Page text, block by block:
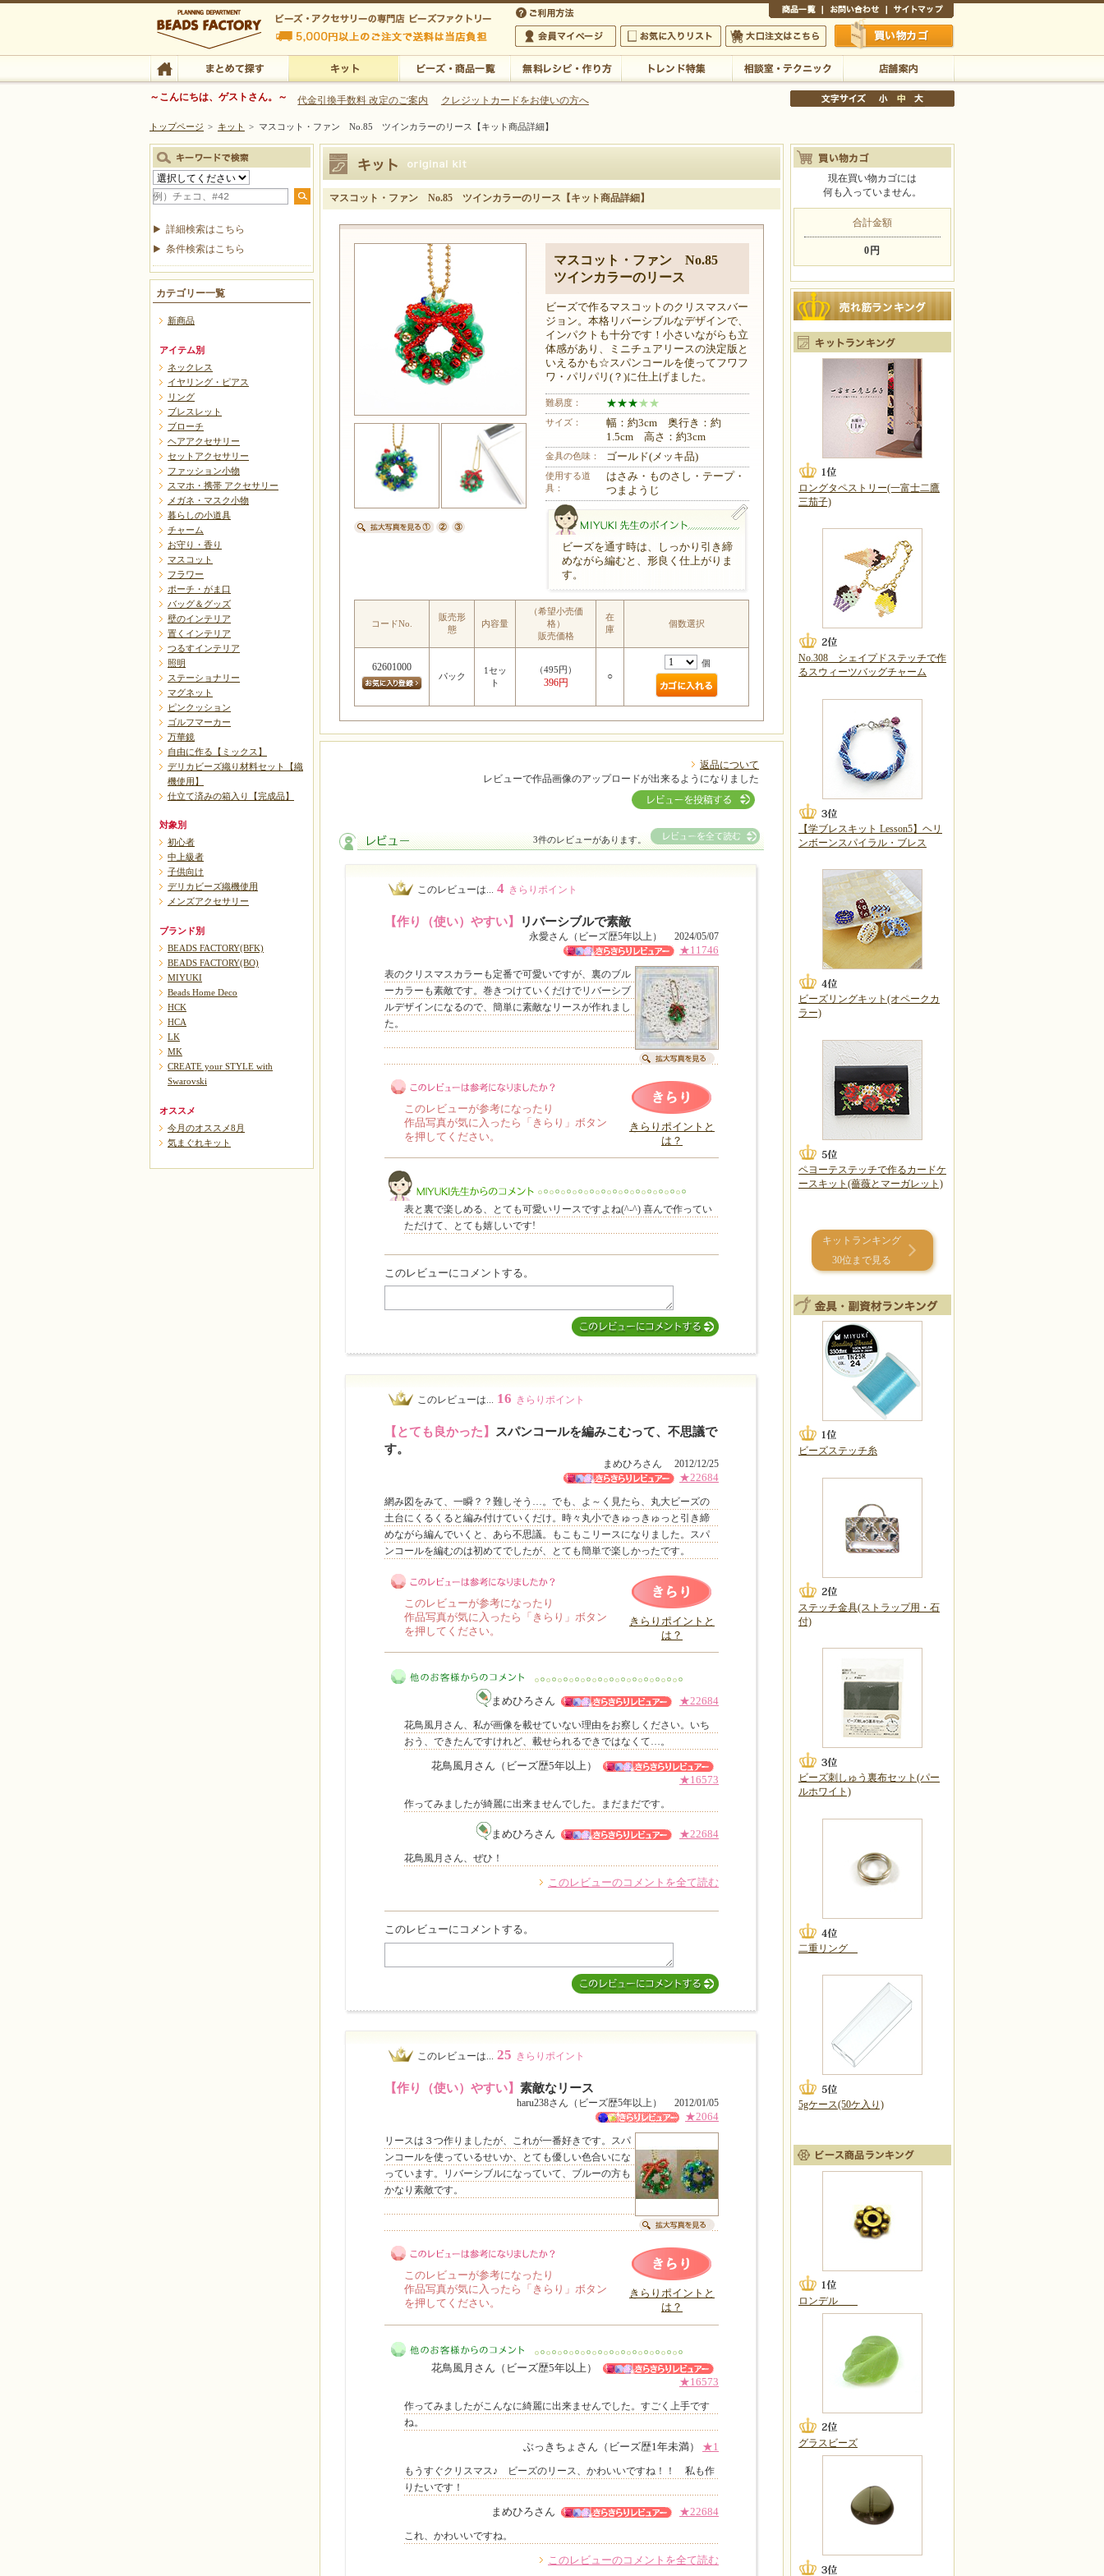
ビーズファクトリー ビーズ・パーツ・金具など・アクセサリーの専門店
ビーズ・アクセサリーの専門店 ビーズファクトリー 5,000円以上のご注文で送料は当店が負担いたします
ビーズ・アクセサリーの専門店 ビーズファクトリー 5,000円以上のご注文で送料は当店が負担いたします
ご利用方法
会員マイページ
お気に入りリスト 大口注文はこちら 買い物かご
TOP まとめて探す 店舗案内
～こんにちは、ゲストさん。～ 代金引換手数料 改定のご案内 クレジットカードをお使いの方へ
トップページ > キット > マスコット・ファン No.85 ツインカラーのリース【キット商品詳細】
マスコット・ファン No.85 ツインカラーのリース【キット商品詳細】
マスコット・ファン No.85
ツインカラーのリース
ビーズで作るマスコットのクリスマスバー
ジョン。本格リバーシブルなデザインで、
インパクトも十分です！小さいながらも立
体感があり、ミニチュアリースの決定版と
いえるかも☆スパンコールを使ってフワフ
ワ・パリパリ(？)に仕上げました。
難易度： ★★★★★
サイズ：
幅：約3cm 奥行き：約
1.5cm 高さ：約3cm
金具の色味： ゴールド(メッキ品)
使用する道
具：
はさみ・ものさし・テープ・
つまようじ
MIYUKI先生のポイント
ビーズを通す時は、しっかり引き締
めながら編むと、形良く仕上がりま
す。
コードNo.
販売形
態
内容量
（希望小売価
格）
販売価格
在
庫
個数選択
62601000
パック
1セッ
ト
（495円）
396円
○
個
返品について
レビューで作品画像のアップロードが出来るようになりました
3件のレビューがあります。
このレビューは... 4 きらりポイント
【作り（使い）やすい】 リバーシブルで素敵
永愛さん（ビーズ歴5年以上） 2024/05/07
★11746
表のクリスマスカラーも定番で可愛いですが、裏のブル
ーカラーも素敵です。巻きつけていくだけでリバーシブ
ルデザインになるので、簡単に素敵なリースが作れまし
た。
このレビューは参考になりましたか？
このレビューが参考になったり
作品写真が気に入ったら「きらり」ボタン
を押してください。
きらりポイントと
は？
表と裏で楽しめる、とても可愛いリースですよね(^-^) 喜んで作ってい
ただけて、とても嬉しいです!
このレビューにコメントする。
このレビューは... 16 きらりポイント
【とても良かった】
スパンコールを編みこむって、不思議で
す。
まめひろさん 2012/12/25
★22684
網み図をみて、一瞬？？難しそう…。でも、よ～く見たら、丸大ビーズの
土台にくるくると編み付けていくだけ。時々丸小できゅっきゅっと引き締
めながら編んでいくと、あら不思議。もこもこリースになりました。スパ
ンコールを編むのは初めてでしたが、とても簡単で楽しかったです。
このレビューは参考になりましたか？
このレビューが参考になったり
作品写真が気に入ったら「きらり」ボタン
を押してください。
きらりポイントと
は？
まめひろさん ★22684
花鳥風月さん、私が画像を載せていない理由をお察しください。いち
おう、できたんですけれど、載せられるできではなくて…。
花鳥風月さん（ビーズ歴5年以上）
★16573
作ってみましたが綺麗に出来ませんでした。まだまだです。
まめひろさん ★22684
花鳥風月さん、ぜひ！
このレビューのコメントを全て読む
このレビューにコメントする。
このレビューは... 25 きらりポイント
【作り（使い）やすい】 素敵なリース
haru238さん（ビーズ歴5年以上） 2012/01/05
★2064
リースは３つ作りましたが、これが一番好きです。スパ
ンコールを使っているせいか、とても優しい色合いにな
っています。リバーシブルになっていて、ブルーの方も
かなり素敵です。
このレビューは参考になりましたか？
このレビューが参考になったり
作品写真が気に入ったら「きらり」ボタン
を押してください。
きらりポイントと
は？
花鳥風月さん（ビーズ歴5年以上）
★16573
作ってみましたがこんなに綺麗に出来ませんでした。すごく上手です
ね。
ぶっきちょさん（ビーズ歴1年未満） ★1
もうすぐクリスマス♪ ビーズのリース、かわいいですね！！ 私も作
りたいです！
まめひろさん ★22684
これ、かわいいですね。
このレビューのコメントを全て読む
詳細検索はこちら
条件検索はこちら
カテゴリー一覧
新商品
アイテム別
ネックレス
イヤリング・ピアス
リング
ブレスレット
ブローチ
ヘアアクセサリー
セットアクセサリー
ファッション小物
スマホ・携帯 アクセサリー
メガネ・マスク小物
暮らしの小道具
チャーム
お守り・香り
マスコット
フラワー
ポーチ・がま口
バッグ＆グッズ
壁のインテリア
置くインテリア
つるすインテリア
照明
ステーショナリー
マグネット
ピンクッション
ゴルフマーカー
万華鏡
自由に作る【ミックス】
デリカビーズ織り材料セット【織
機使用】
仕立て済みの箱入り【完成品】
対象別
初心者
中上級者
子供向け
デリカビーズ織機使用
メンズアクセサリー
ブランド別
BEADS FACTORY(BFK)
BEADS FACTORY(BO)
MIYUKI
Beads Home Deco
HCK
HCA
LK
MK
CREATE your STYLE with
Swarovski
オススメ
今月のオススメ8月
気まぐれキット
現在買い物カゴには
何も入っていません。
合計金額
0円
ロングタペストリー(一富士二鷹
三茄子)
No.308 シェイプドステッチで作
るスウィーツバッグチャーム
【学ブレスキット Lesson5】ヘリ
ンボーンスパイラル・ブレス
ビーズリングキット(オペークカ
ラー)
ペヨーテステッチで作るカードケ
ースキット(薔薇とマーガレット)
キットランキング
30位まで見る
ビーズステッチ糸
ステッチ金具(ストラップ用・石
付)
ビーズ刺しゅう裏布セット(パー
ルホワイト)
二重リング
5gケース(50ケ入り)
ロンデル
グラスビーズ